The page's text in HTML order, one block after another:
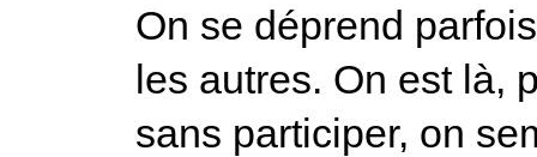
On se déprend
les autres. On est là,
sans participer, on